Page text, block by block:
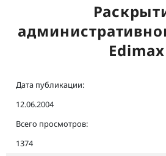
Edimax
Дата публикации:
12.06.2004
Всего просмотров:
1374